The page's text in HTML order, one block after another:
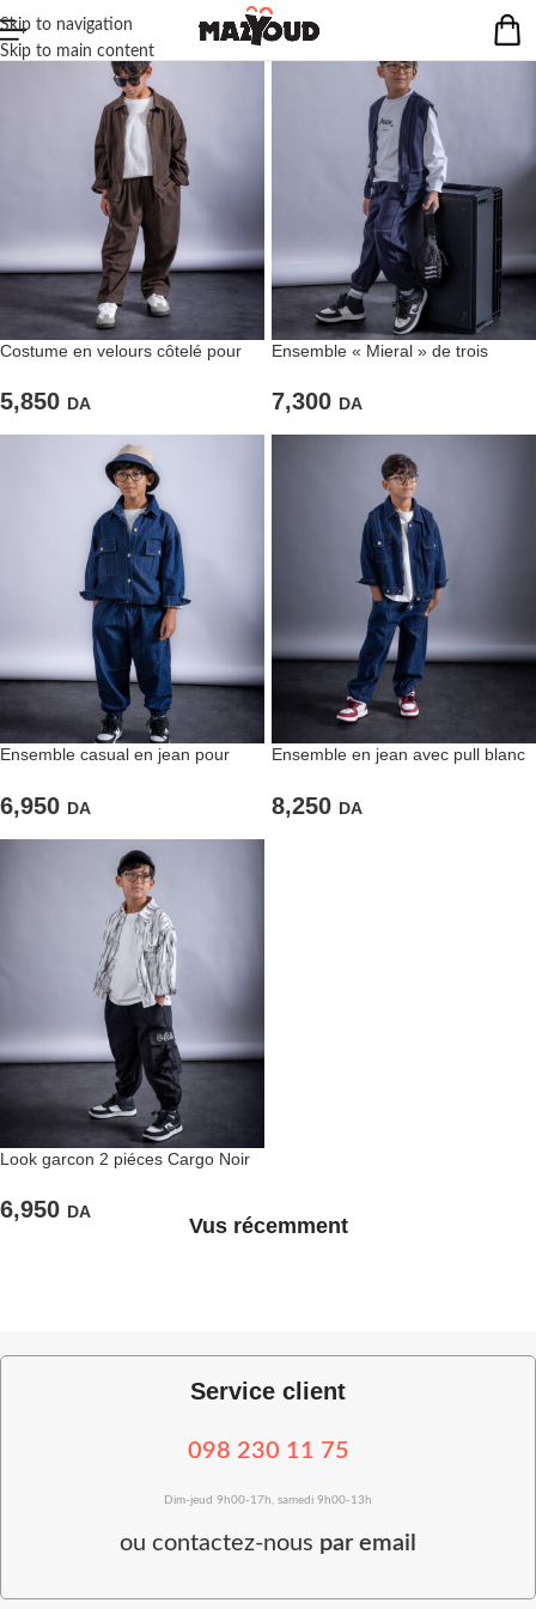
Skip to navigation
Skip to main content
Costume en velours côtelé pour
5,850 DA
Ensemble « Mieral » de trois
7,300 DA
Ensemble casual en jean pour
6,950 DA
Ensemble en jean avec pull blanc
8,250 DA
Look garcon 2 piéces Cargo Noir
6,950 DA
Vus récemment
Service client
098 230 11 75
Dim-jeud 9h00-17h, samedi 9h00-13h
ou contactez-nous par email